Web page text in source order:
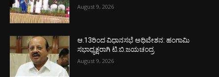
August 9, 2026
ಆ.13ರಿಂದ ವಿಧಾನಸಭೆ ಅಧಿವೇಶನ: ಹಂಗಾಮಿ
ಸಭಾಧ್ಯಕ್ಷರಾಗಿ ಟಿ.ಬಿ.ಜಯಚಂದ್ರ
August 9, 2026